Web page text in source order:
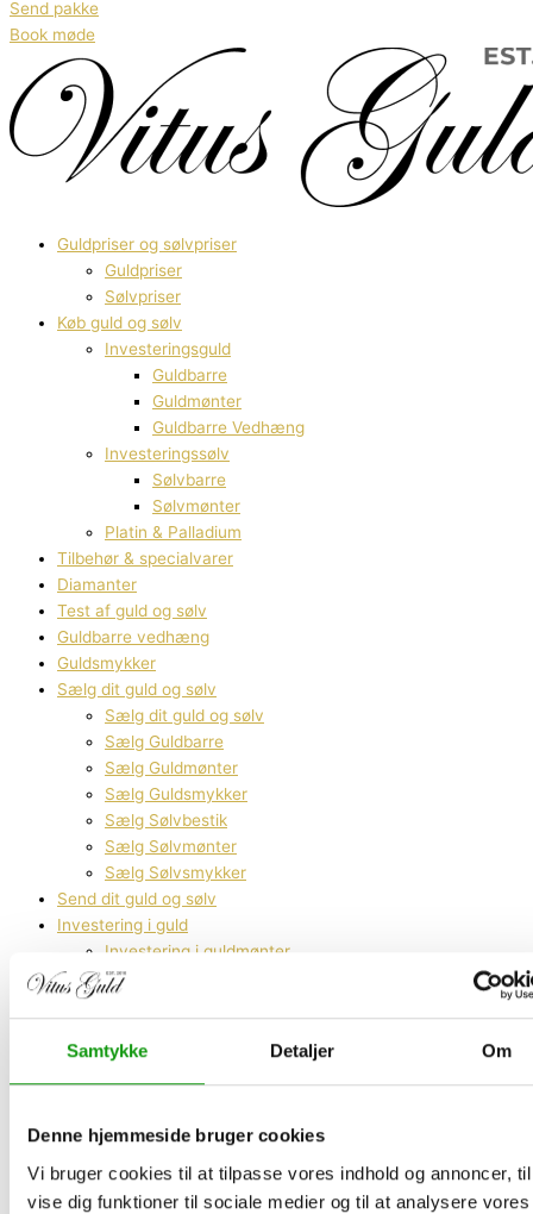
Samtykke Detaljer Om
Denne hjemmeside bruger cookies
Vi bruger cookies til at tilpasse vores indhold og annoncer,
vise dig funktioner til sociale medier og til at analysere vores
Send pakke
Book møde
Guldpriser og sølvpriser
Guldpriser
Sølvpriser
Køb guld og sølv
Investeringsguld
Guldbarre
Guldmønter
Guldbarre Vedhæng
Investeringssølv
Sølvbarre
Sølvmønter
Platin & Palladium
Tilbehør & specialvarer
Diamanter
Test af guld og sølv
Guldbarre vedhæng
Guldsmykker
Sælg dit guld og sølv
Sælg dit guld og sølv
Sælg Guldbarre
Sælg Guldmønter
Sælg Guldsmykker
Sælg Sølvbestik
Sælg Sølvmønter
Sælg Sølvsmykker
Send dit guld og sølv
Investering i guld
Investering i guldmønter
Investering i guldbarre
Kontakt os
Lyngby
Aarhus
Aalborg
Guldpriser og sølvpriser